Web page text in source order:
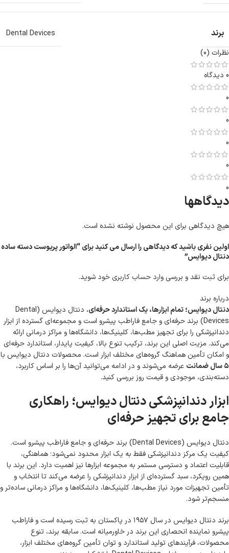
برند
Dental Devices
نظرات (0)
0 دیدگاه
0
0
0
0
0
دیدگاهها
هیچ دیدگاهی برای این محصول نوشته نشده است.
اولین نفری باشید که دیدگاهی را ارسال می کنید برای “الواتور پریوست دسته ساده
دنتال دیوایس”
برای ثبت نقد و بررسی وارد حساب کاربری خود شوید.
درباره برند
دنتال دیوایس؛ تمام ابزارها، یک استاندارد حرفه‌ای.
دنتال دیوایس (Dental
Devices) برند حرفه‌ای و جامع فاراطب پیشرو است و مجموعه‌ای گسترده از ابزار
دندانپزشکی را برای تجهیز مطب‌ها، کلینیک‌ها، دانشگاه‌ها و مراکز درمانی ارائه
می‌کند. مزیت اصلی این برند، ترکیب تنوع بالا، کیفیت پایدار، استاندارد حرفه‌ای
و امکان تأمین هماهنگ گروه‌های مختلف ابزار است. محصولات دنتال دیوایس با
۵ سال ضمانت
عرضه می‌شوند و در ادامه می‌توانید آن‌ها را بر اساس کاربرد،
دسته‌بندی، موجودی و قیمت روز بررسی کنید.
ابزار دندانپزشکی دنتال دیوایس؛ راهکاری
جامع برای تجهیز حرفه‌ای
دنتال دیوایس (Dental Devices) برند حرفه‌ای و جامع فاراطب پیشرو است.
کیفیت یک مرکز دندانپزشکی فقط به یک ابزار محدود نمی‌شود؛ هماهنگی،
قابلیت اعتماد و دسترسی مستمر به مجموعه ابزارها نیز اهمیت دارد. این برند با
همین رویکرد، سبد گسترده‌ای از ابزار دندانپزشکی را عرضه می‌کند تا انتخاب و
تأمین تجهیزات مورد نیاز مطب‌ها، کلینیک‌ها، دانشگاه‌ها و مراکز درمانی ساده‌تر و
منسجم‌تر شود.
برند دنتال دیوایس در سال ۱۹۵۷ در پاکستان به ثبت رسیده است و فاراطب
پیشرو نماینده انحصاری این برند در خاورمیانه است. سابقه برند، تنوع
محصولات، فرآیندهای تولید استاندارد و توان تأمین گروه‌های مختلف ابزار،